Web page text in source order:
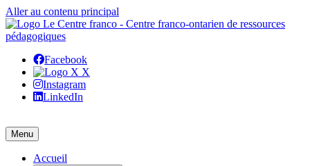
Aller au contenu principal
Facebook
X
Instagram
LinkedIn
Menu
Accueil